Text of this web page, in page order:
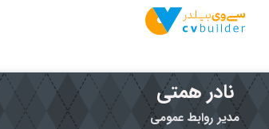
نادر همتی
مدیر روابط عمومی